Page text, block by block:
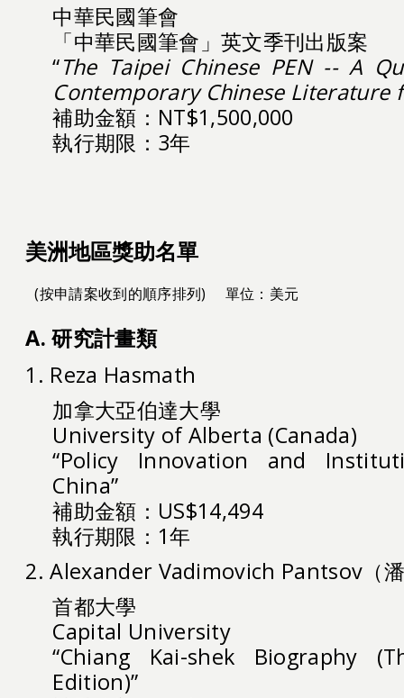
中華民國筆會
「中華民國筆會」英文季刊出版案
“The Taipei Chinese PEN -- A
Contemporary Chinese Literature
補助金額：NT$1,500,000
執行期限：3年
美洲地區獎助名單
(按申請案收到的順序排列) 單位：美元
A. 研究計畫類
1. Reza Hasmath
加拿大亞伯達大學
University of Alberta (Canada)
“Policy Innovation and
China”
補助金額：US$14,494
執行期限：1年
2. Alexander Vadimovich Pantsov（
首都大學
Capital University
“Chiang Kai-shek Biography
Edition)”